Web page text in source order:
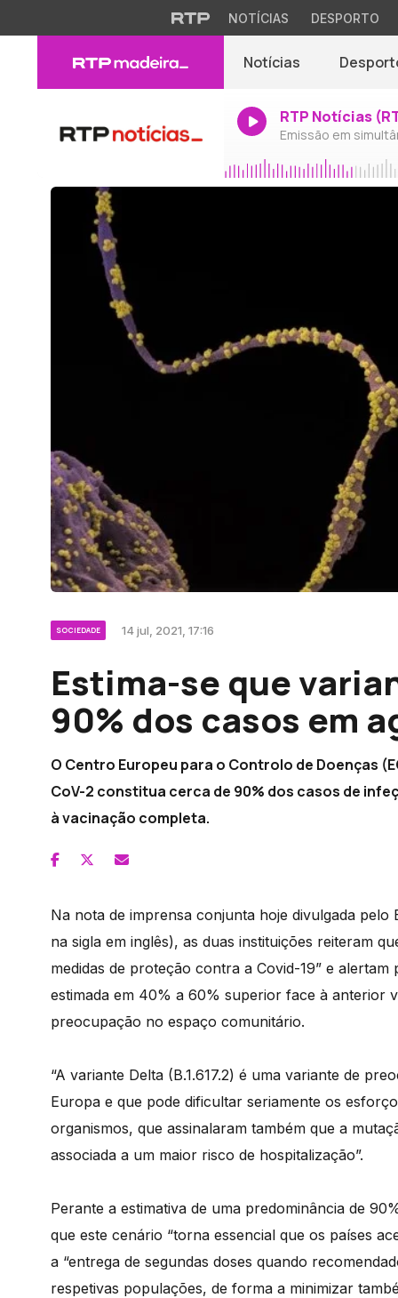
NOTÍCIAS DESPORTO
Notícias
RTP Notícias
Emissão em
SOCIEDADE 14 jul, 2021, 17:16
Estima-se que
90% dos casos em
O Centro Europeu para o Controlo de Doenças
CoV-2 constitua cerca de 90% dos casos de
à vacinação completa.
Na nota de imprensa conjunta hoje divulgada
na sigla em inglês), as duas instituições reiteram
medidas de proteção contra a Covid-19” e
estimada em 40% a 60% superior face à anterior
preocupação no espaço comunitário.
“A variante Delta (B.1.617.2) é uma variante de
Europa e que pode dificultar seriamente os
organismos, que assinalaram também que a
associada a um maior risco de hospitalização”.
Perante a estimativa de uma predominância de
que este cenário “torna essencial que os países
a “entrega de segundas doses quando
respetivas populações, de forma a minimizar